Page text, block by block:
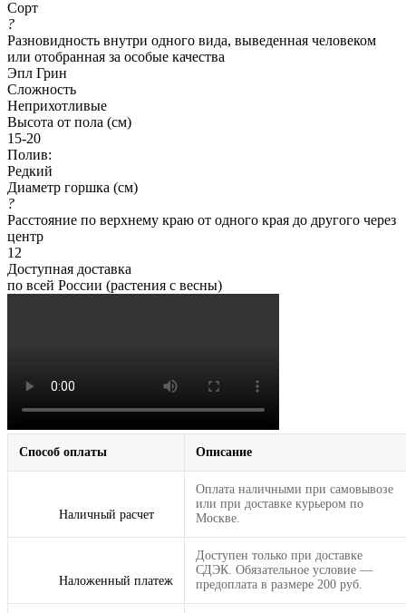
Сорт
?
Разновидность внутри одного вида, выведенная человеком
или отобранная за особые качества
Эпл Грин
Сложность
Неприхотливые
Высота от пола (см)
15-20
Полив:
Редкий
Диаметр горшка (см)
?
Расстояние по верхнему краю от одного края до другого через
центр
12
Доступная доставка
по всей России (растения с весны)
Способ оплаты Описание
Наличный расчет
Оплата наличными при самовывозе
или при доставке курьером по
Москве.
Наложенный платеж
Доступен только при доставке
СДЭК. Обязательное условие —
предоплата в размере 200 руб.